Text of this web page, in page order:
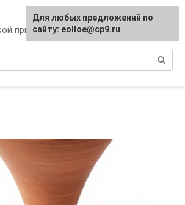
природе и при ЧС
Для любых предложений по
сайту: eolloe@cp9.ru